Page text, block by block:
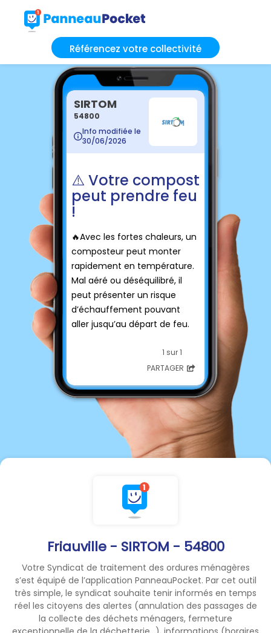
Référencez votre collectivité
Friauville - SIRTOM - 54800
Votre Syndicat de traitement des ordures ménagères
s’est équipé de l’application PanneauPocket. Par cet outil
très simple, le syndicat souhaite tenir informés en temps
réel les citoyens des alertes (annulation des passages de
la collecte des déchets ménagers, fermeture
SIRTOM
54800
Info modifiée le
30/06/2026
⚠️ Votre compost
peut prendre feu
!
🔥Avec les fortes chaleurs, un
composteur peut monter
rapidement en température.
Mal aéré ou déséquilibré, il
peut présenter un risque
d’échauffement pouvant
aller jusqu’au départ de feu.
👉 Pour éviter tout risque,
adoptez les bons gestes :
✅ Remuez régulièrement
votre compost pour favoriser
l’aération.
✅ Respectez l’équilibre entre
-🌿 50 % de déchets humides
(vos restes de cuisine)
-🍂 50 % de déchets secs
bruns, petits branchages…)
✅ Surveillez l’humidité : votre
compost doit être humide
comme une éponge essorée,
mais jamais détrempé.
1 sur 1
PARTAGER